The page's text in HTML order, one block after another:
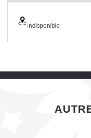
indisponible